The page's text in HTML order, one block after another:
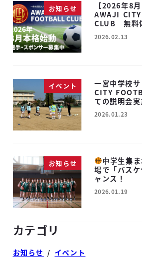
お知らせ
【2026年8
AWAJI
CLUB 無料
投稿日
2026.02.13
イベント
一宮中学校
CITY
ての説明会
投稿日
2026.01.23
お知らせ
中学生集
場で「バス
ャンス！
投稿日
2026.01.19
カテゴリ
お知らせ イベント